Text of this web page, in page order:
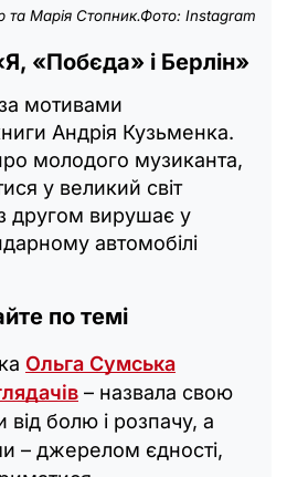
та Марія Стопник.Фото: Instagram
«Побєда» і Берлін»
мотивами
Андрія Кузьменка.
молодого музиканта,
у великий світ
другом вирушає у
автомобілі
по темі
Ольга Сумська
– назвала свою
від болю і розпачу, а
– джерелом єдності,